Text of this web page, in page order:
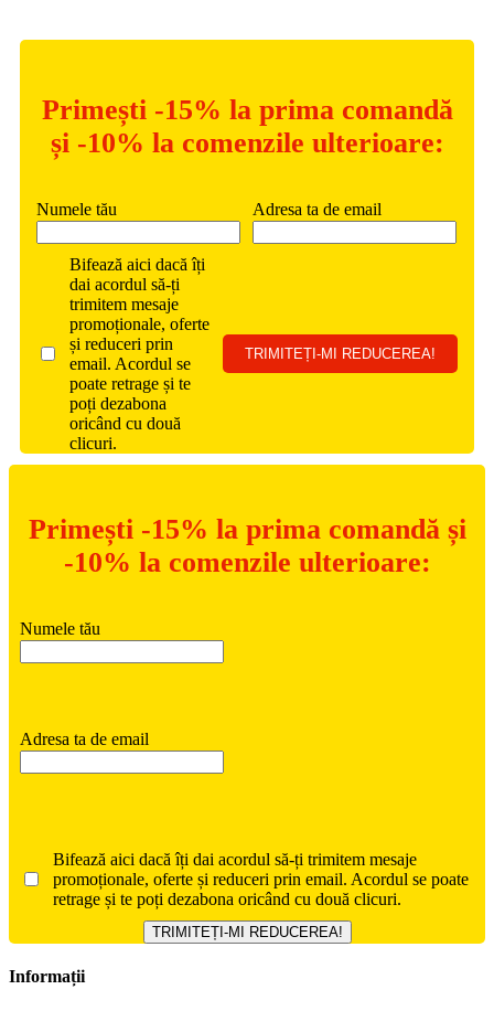
Primești -15% la prima comandă
și -10% la comenzile ulterioare:
Numele tău Adresa ta de email
Bifează aici dacă îți
dai acordul să-ți
trimitem mesaje
promoționale, oferte
și reduceri prin
email. Acordul se
poate retrage și te
poți dezabona
oricând cu două
clicuri.
Primești -15% la prima comandă și
-10% la comenzile ulterioare:
Numele tău
Adresa ta de email
Bifează aici dacă îți dai acordul să-ți trimitem mesaje
promoționale, oferte și reduceri prin email. Acordul se poate
retrage și te poți dezabona oricând cu două clicuri.
Informații